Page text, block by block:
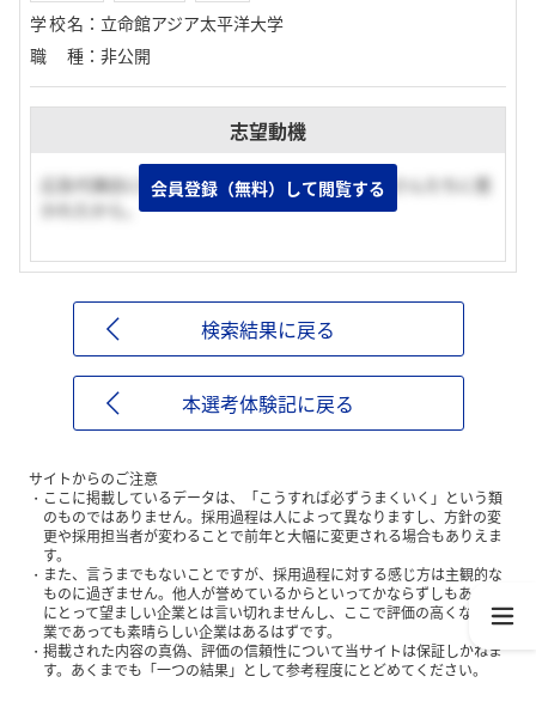
学校名 ： 立命館アジア太平洋大学
職種 ： 非公開
志望動機
広告代理店に興味があったのと、東コンの社員さんたちに惹
かれたから。
会員登録（無料）して閲覧する
検索結果に戻る
本選考体験記に戻る
サイトからのご注意
ここに掲載しているデータは、「こうすれば必ずうまくいく」という類
のものではありません。採用過程は人によって異なりますし、方針の変
更や採用担当者が変わることで前年と大幅に変更される場合もありえま
す。
また、言うまでもないことですが、採用過程に対する感じ方は主観的な
ものに過ぎません。他人が誉めているからといってかならずしもあなた
にとって望ましい企業とは言い切れませんし、ここで評価の高くない企
業であっても素晴らしい企業はあるはずです。
掲載された内容の真偽、評価の信頼性について当サイトは保証しかねま
す。あくまでも「一つの結果」として参考程度にとどめてください。